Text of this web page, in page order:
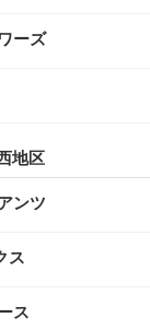
ーズ
地区
ンツ
ス
ス